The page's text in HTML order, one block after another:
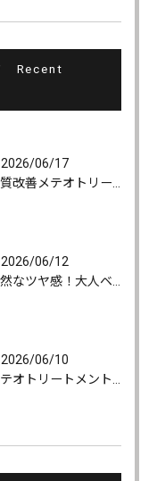
Recent
2026/06/17
2026/06/12
2026/06/10